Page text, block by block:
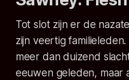
Tot slot zijn er de
zijn veertig
meer dan duizend
eeuwen geleden, maar